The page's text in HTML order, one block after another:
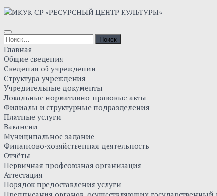
Skip
content
Найти:
Главная
Общие сведения
Сведения об учреждении
Структура учреждения
Учредительные документы
Локальные нормативно-правовые акты
Филиалы и структурные подразделения
Платные услуги
Вакансии
Муниципальное задание
Финансово-хозяйственная деятельность
Отчёты
Первичная профсоюзная организация
Аттестация
Порядок предоставления услуги